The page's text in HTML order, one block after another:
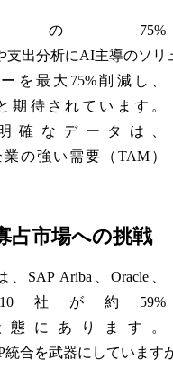
75%
支出分析にAI主導のソ
を最大75%削減し、
期待されています。
確なデータは、
の強い需要（TAM）
占市場への挑戦
SAP Ariba、Oracle、
社が約59%
にあります。
統合を武器にしています